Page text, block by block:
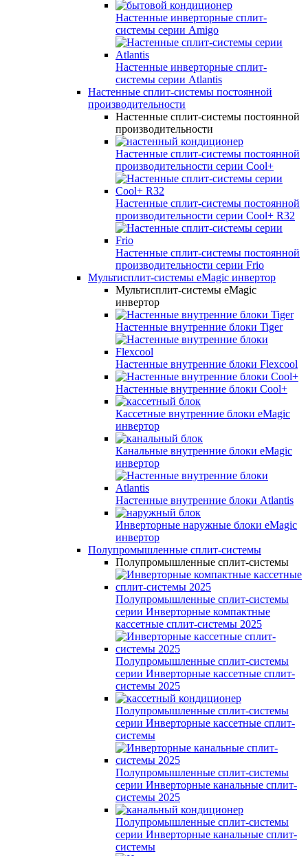
Настенные инверторные сплит-
системы серии Amigo
Настенные инверторные сплит-
системы серии Atlantis
Настенные сплит-системы постоянной
производительности
Настенные сплит-системы постоянной
производительности
Настенные сплит-системы постоянной
производительности серии Cool+
Настенные сплит-системы постоянной
производительности серии Cool+ R32
Настенные сплит-системы постоянной
производительности серии Frio
Мультисплит-системы eMagic инвертор
Мультисплит-системы eMagic
инвертор
Настенные внутренние блоки Tiger
Настенные внутренние блоки Flexcool
Настенные внутренние блоки Cool+
Кассетные внутренние блоки eMagic
инвертор
Канальные внутренние блоки eMagic
инвертор
Настенные внутренние блоки Atlantis
Инверторные наружные блоки eMagic
инвертор
Полупромышленные сплит-системы
Полупромышленные сплит-системы
Полупромышленные сплит-системы
серии Инверторные компактные
кассетные сплит-системы 2025
Полупромышленные сплит-системы
серии Инверторные кассетные сплит-
системы 2025
Полупромышленные сплит-системы
серии Инверторные кассетные сплит-
системы
Полупромышленные сплит-системы
серии Инверторные канальные сплит-
системы 2025
Полупромышленные сплит-системы
серии Инверторные канальные сплит-
системы